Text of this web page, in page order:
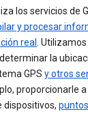
los servicios de
y procesar
real.
la
GPS y otros
proporcionarle
dispositivos,